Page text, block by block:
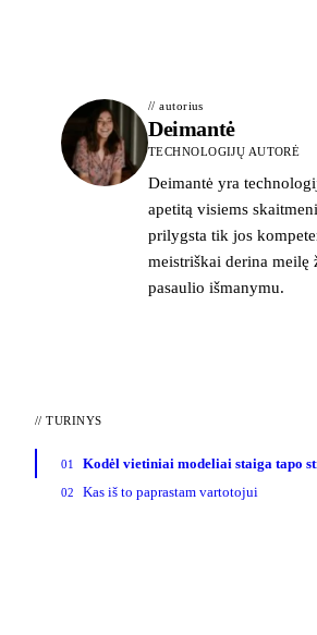
// autorius
Deimantė
TECHNOLOGIJŲ AUTORĖ
Deimantė yra
apetitą visiems
prilygsta tik jos
meistriškai derina
pasaulio išmanymu.
// TURINYS
01 Kodėl vietiniai modeliai staiga tapo
02 Kas iš to paprastam vartotojui